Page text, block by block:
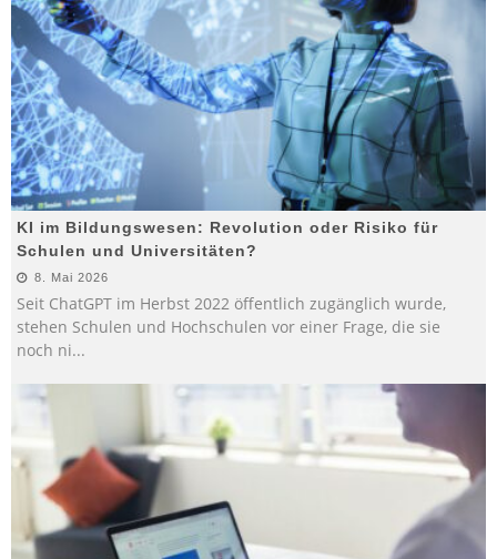
KI im Bildungswesen: Revolution oder Risiko für
Schulen und Universitäten?
8. Mai 2026
Seit ChatGPT im Herbst 2022 öffentlich zugänglich wurde,
stehen Schulen und Hochschulen vor einer Frage, die sie
noch ni...